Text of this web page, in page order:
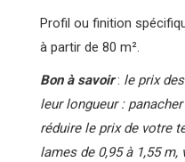
Profil ou finition
à partir de 80 m².
Bon à savoir: le prix
leur longueur :
réduire le prix de votre
lames de 0,95 à 1,55 m,